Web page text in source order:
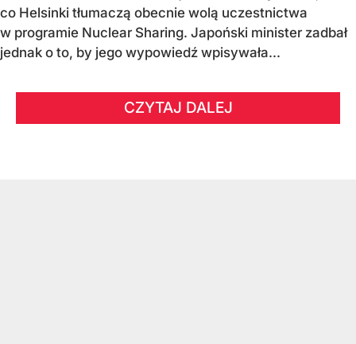
co Helsinki tłumaczą obecnie wolą uczestnictwa
w programie Nuclear Sharing. Japoński minister zadbał
jednak o to, by jego wypowiedź wpisywała...
CZYTAJ DALEJ